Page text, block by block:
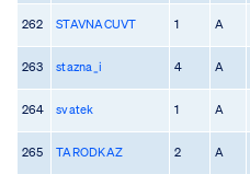
262 STAVNACUVT 1 A
263 stazna_i 4 A
264 svatek 1 A
265 TARODKAZ 2 A